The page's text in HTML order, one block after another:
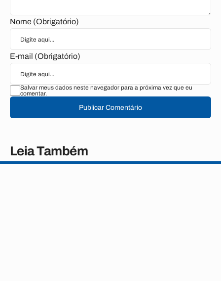
Nome (Obrigatório)
E-mail (Obrigatório)
Salvar meus dados neste navegador para a próxima vez que eu
comentar.
Publicar Comentário
Leia Também